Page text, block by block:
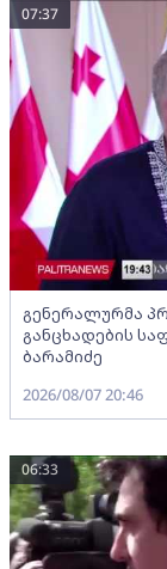
გენერალურმა
განცხადების
ბარამიძე
07:37
2026/08/07 20:46
06:33